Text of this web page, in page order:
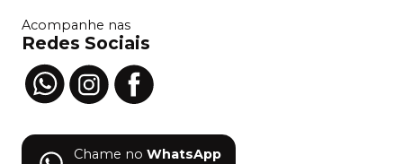
Acompanhe nas
Redes Sociais
Chame no WhatsApp